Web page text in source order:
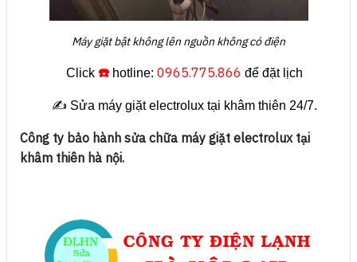
Máy giặt bật không lên nguồn không có điện
Click ☎️ hotline: 0965.775.866 để đặt lịch
✍️ Sửa máy giặt electrolux tại khâm thiên 24/7.
Công ty bảo hành sửa chữa máy giặt electrolux tại
khâm thiên hà nội.